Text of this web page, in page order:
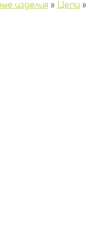
изделия » Цепи »